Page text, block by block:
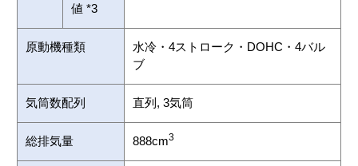
値 *3
原動機種類
水冷・4ストローク・DOHC・4バル
ブ
気筒数配列 直列, 3気筒
総排気量 888cm3